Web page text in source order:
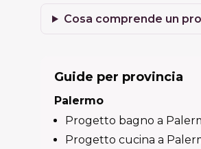
Cosa comprende un
Guide per provincia
Palermo
Progetto bagno a
Progetto cucina a